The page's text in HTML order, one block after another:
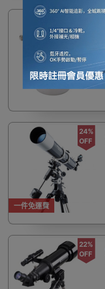
OFF
一件免運費
24%
OFF
22%
OFF